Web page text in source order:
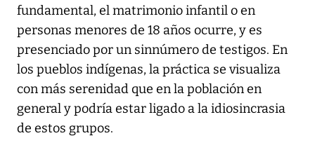
fundamental, el matrimonio infantil o en
personas menores de 18 años ocurre, y es
presenciado por un sinnúmero de testigos. En
los pueblos indígenas, la práctica se visualiza
con más serenidad que en la población en
general y podría estar ligado a la idiosincrasia
de estos grupos.